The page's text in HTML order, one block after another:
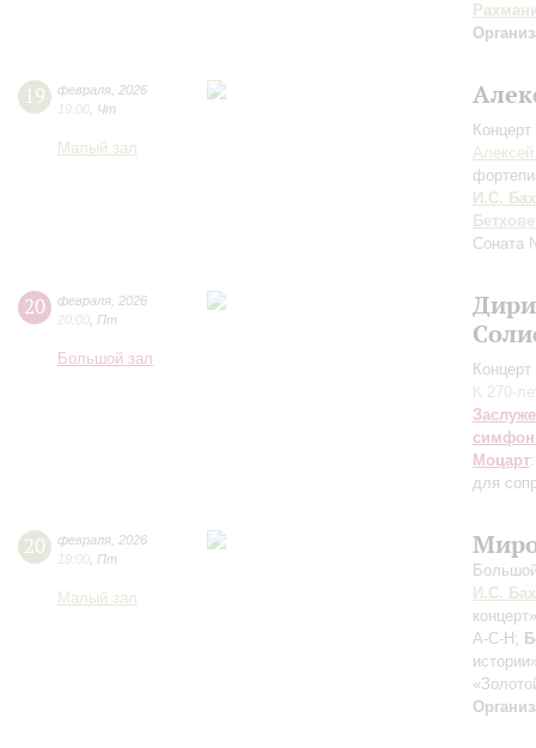
19 февраля 2026
19:00 Чт
Малый зал
И.С. Бах
Соната
20 февраля 2026
20:00 Пт
Большой зал
К 270-
Моцарт
для
20 февраля 2026
19:00 Пт
Малый зал
И.С. Бах
A-C-H;